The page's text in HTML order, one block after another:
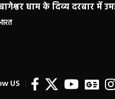
धाम के दिव्य दरबार में
US